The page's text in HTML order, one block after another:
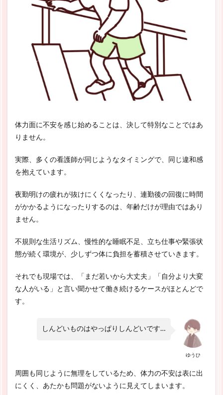
体力面に不安を感じ始めることは、決して特別なことではあ
りません。
実際、多くの看護師が同じようなタイミングで、同じ違和感
を抱えています。
夜勤明けの疲れが抜けにくくなったり、連勤後の回復に時間
がかかるようになったりするのは、年齢だけが理由ではあり
ません。
不規則な生活リズム、慢性的な睡眠不足、立ち仕事や緊張状
態が続く環境が、少しずつ体に負担を蓄積させていきます。
それでも現場では、「まだ若いから大丈夫」「自分より大変
な人がいる」と言い聞かせて働き続けるケースがほとんどで
す。
ゆうひ
しんどいものはやっぱりしんどいです…
周囲も同じように無理をしているため、体力の不安は表に出
にくく、あたかも問題がないように見えてしまいます。